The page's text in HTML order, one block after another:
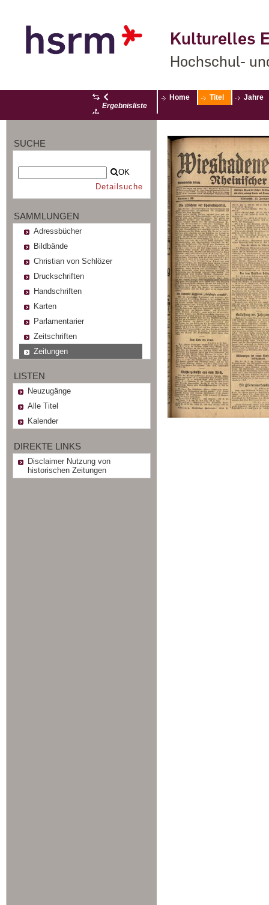
Kulturelles
Hochschul-
Ergebnisliste
Home Titel Jahre
SUCHE
OK
Detailsuche
SAMMLUNGEN
Adressbücher
Bildbände
Christian von Schlözer
Druckschriften
Handschriften
Karten
Parlamentarier
Zeitschriften
Zeitungen
LISTEN
Neuzugänge
Alle Titel
Kalender
DIREKTE LINKS
Disclaimer Nutzung von
historischen Zeitungen